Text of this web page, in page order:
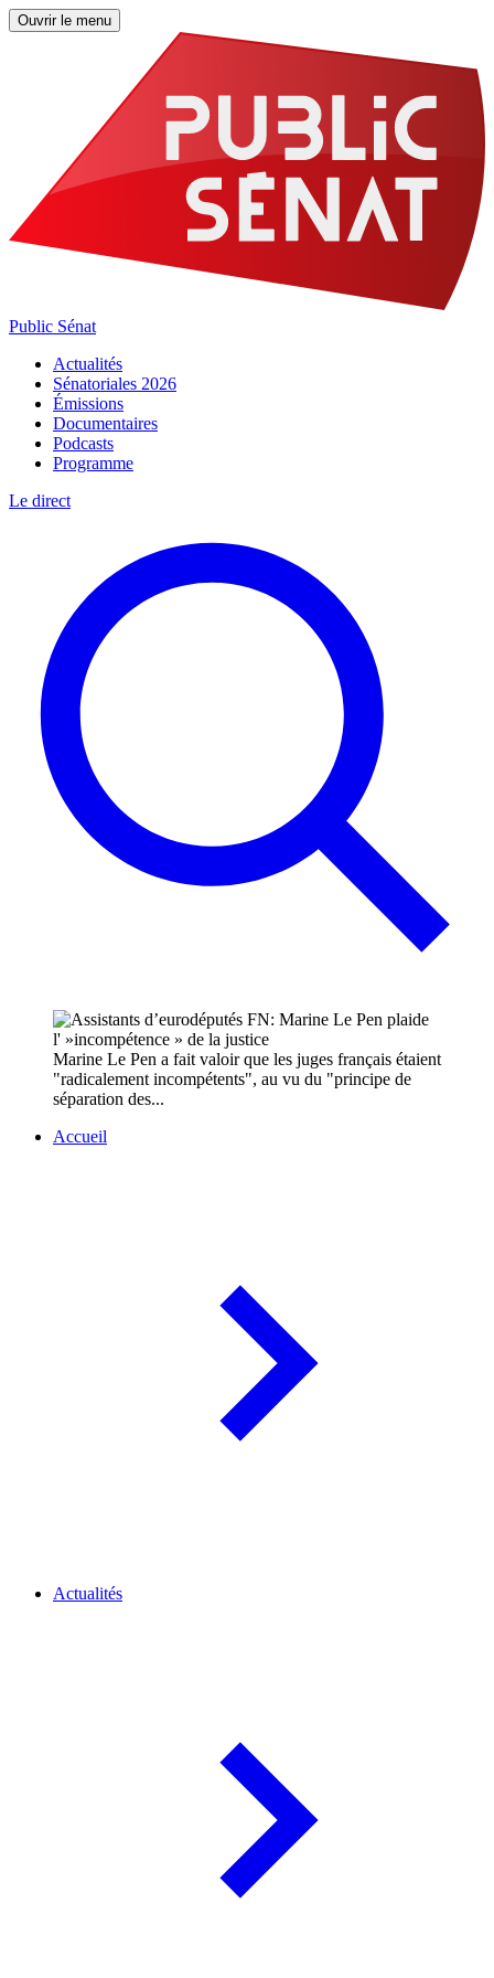
Ouvrir le menu
Public Sénat
Actualités
Sénatoriales 2026
Émissions
Documentaires
Podcasts
Programme
Le direct
Marine Le Pen a fait valoir que les juges français étaient
"radicalement incompétents", au vu du "principe de
séparation des...
Accueil
Actualités